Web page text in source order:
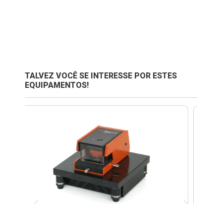
TALVEZ VOCÊ SE INTERESSE POR ESTES
EQUIPAMENTOS!